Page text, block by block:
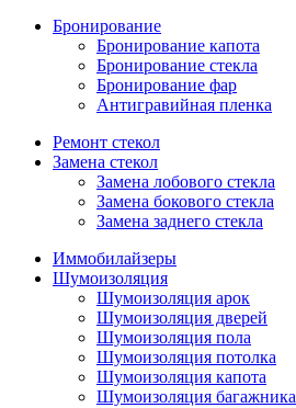
Бронирование
Бронирование капота
Бронирование стекла
Бронирование фар
Антигравийная пленка
Ремонт стекол
Замена стекол
Замена лобового стекла
Замена бокового стекла
Замена заднего стекла
Иммобилайзеры
Шумоизоляция
Шумоизоляция арок
Шумоизоляция дверей
Шумоизоляция пола
Шумоизоляция потолка
Шумоизоляция капота
Шумоизоляция багажника